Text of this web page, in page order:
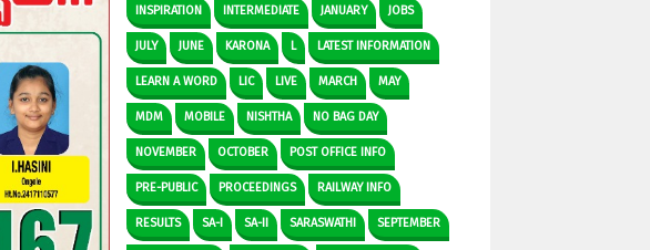
INSPIRATION INTERMEDIATE JANUARY JOBS
JULY JUNE KARONA L LATEST INFORMATION
LEARN A WORD LIC LIVE MARCH MAY
MDM MOBILE NISHTHA NO BAG DAY
NOVEMBER OCTOBER POST OFFICE INFO
PRE-PUBLIC PROCEEDINGS RAILWAY INFO
RESULTS SA-I SA-II SARASWATHI SEPTEMBER